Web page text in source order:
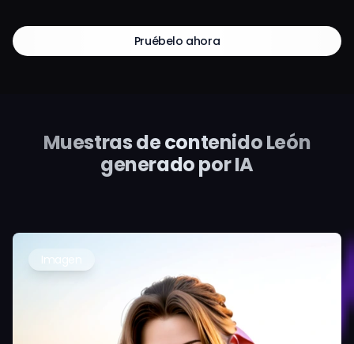
Pruébelo ahora
Muestras de contenido León
generado por IA
Imagen